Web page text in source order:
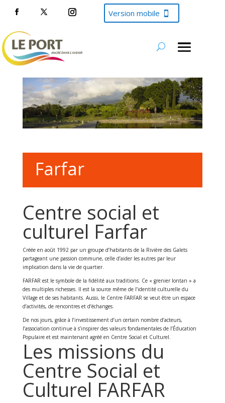
Version mobile
Farfar
Centre social et
culturel Farfar
Créée en août 1992 par un groupe d’habitants de la Rivière des Galets
partageant une passion commune, celle d’aider les autres par leur
implication dans la vie de quartier.
FARFAR est le symbole de la fidélité aux traditions. Ce « grenier lontan » a
des multiples richesses. Il est la source même de l’identité culturelle du
Village et de ses habitants. Aussi, le Centre FARFAR se veut être un espace
d’activités, de rencontres et d’échanges.
De nos jours, grâce à l’investissement d’un certain nombre d’acteurs,
l’association continue à s’inspirer des valeurs fondamentales de l’Éducation
Populaire et est maintenant agréé en Centre Social et Culturel.
Les missions du
Centre Social et
Culturel FARFAR